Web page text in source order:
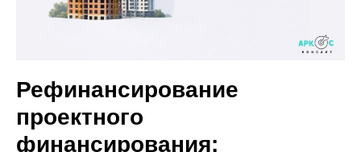
Рефинансирование
проектного
финансирования: